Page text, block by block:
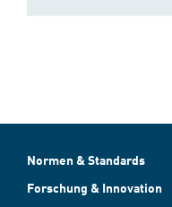
Normen & Standards
Forschung & Innovation